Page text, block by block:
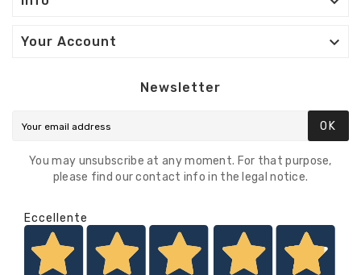
Your Account 
Newsletter
OK
You may unsubscribe at any moment. For that purpose,
please find our contact info in the legal notice.
Eccellente